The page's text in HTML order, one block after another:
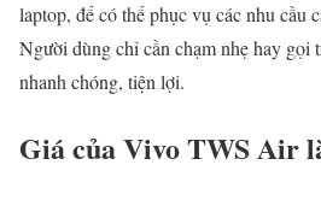
laptop, để có thể phục vụ các nhu cầu
Người dùng chỉ cần chạm nhẹ hay gọi
nhanh chóng, tiện lợi.
Giá của Vivo TWS Air